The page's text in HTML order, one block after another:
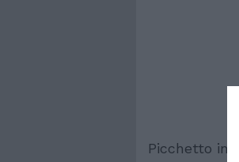
Picchetto in